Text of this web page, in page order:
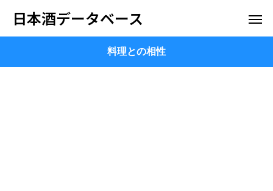
日本酒データベース
料理との相性